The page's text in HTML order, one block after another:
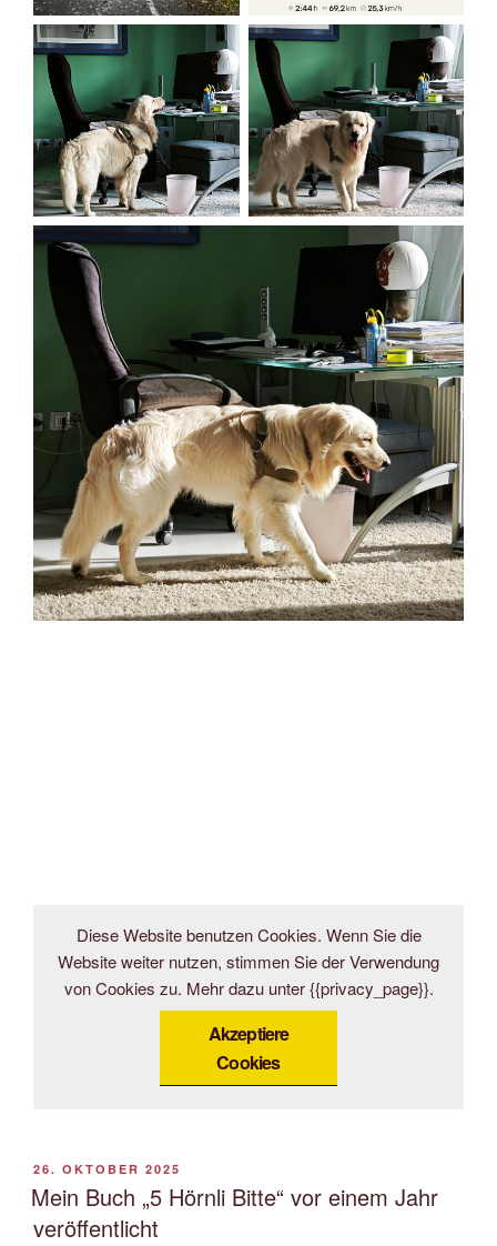
Diese Website benutzen Cookies. Wenn Sie die
Website weiter nutzen, stimmen Sie der Verwendung
von Cookies zu. Mehr dazu unter {{privacy_page}}.
Akzeptiere
Cookies
VERÖFFENTLICHT
AM
26. OKTOBER 2025
Mein Buch „5 Hörnli Bitte“ vor einem Jahr
veröffentlicht